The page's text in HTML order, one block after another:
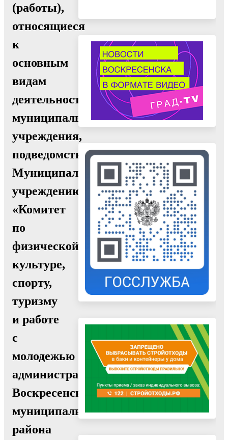
(работы),
относящиеся
к
основным
видам
деятельности
муниципального
учреждения,
подведомственного
Муниципальному
учреждению
«Комитет
по
физической
культуре,
спорту,
туризму
и работе
с
молодежью
администрации
Воскресенского
муниципального
района